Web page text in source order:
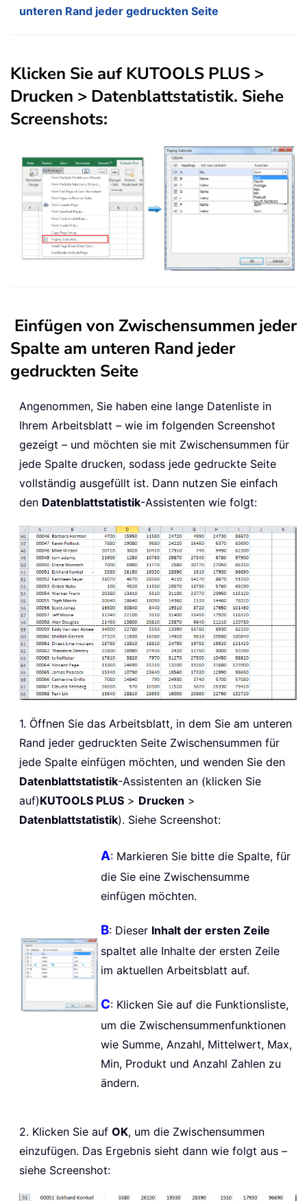
unteren Rand jeder gedruckten Seite
Klicken Sie auf KUTOOLS PLUS >
Drucken > Datenblattstatistik. Siehe
Screenshots:
Einfügen von Zwischensummen jeder
Spalte am unteren Rand jeder
gedruckten Seite
Angenommen, Sie haben eine lange Datenliste in
Ihrem Arbeitsblatt – wie im folgenden Screenshot
gezeigt – und möchten sie mit Zwischensummen für
jede Spalte drucken, sodass jede gedruckte Seite
vollständig ausgefüllt ist. Dann nutzen Sie einfach
den Datenblattstatistik-Assistenten wie folgt:
1. Öffnen Sie das Arbeitsblatt, in dem Sie am unteren
Rand jeder gedruckten Seite Zwischensummen für
jede Spalte einfügen möchten, und wenden Sie den
Datenblattstatistik-Assistenten an (klicken Sie
auf)KUTOOLS PLUS > Drucken >
Datenblattstatistik). Siehe Screenshot:
A: Markieren Sie bitte die Spalte, für
die Sie eine Zwischensumme
einfügen möchten.
B: Dieser Inhalt der ersten Zeile
spaltet alle Inhalte der ersten Zeile
im aktuellen Arbeitsblatt auf.
C: Klicken Sie auf die Funktionsliste,
um die Zwischensummenfunktionen
wie Summe, Anzahl, Mittelwert, Max,
Min, Produkt und Anzahl Zahlen zu
ändern.
2. Klicken Sie auf OK, um die Zwischensummen
einzufügen. Das Ergebnis sieht dann wie folgt aus –
siehe Screenshot: